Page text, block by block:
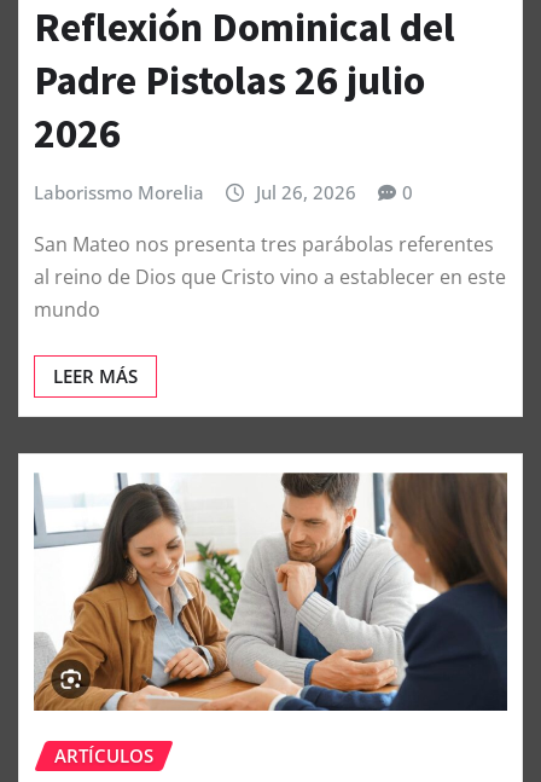
Reflexión Dominical del
Padre Pistolas 26 julio
2026
Laborissmo Morelia Jul 26, 2026 0
San Mateo nos presenta tres parábolas referentes
al reino de Dios que Cristo vino a establecer en este
mundo
LEER MÁS
ARTÍCULOS